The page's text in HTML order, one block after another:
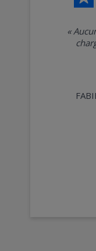
« Aucune